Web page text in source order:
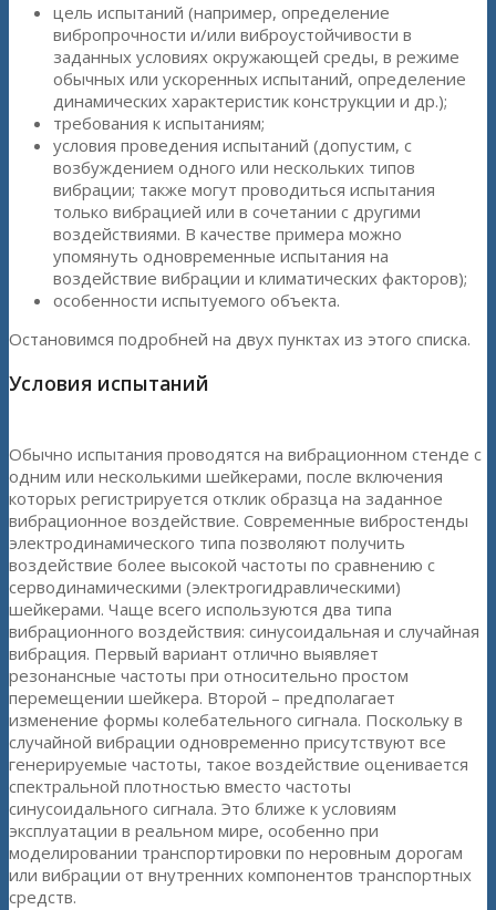
цель испытаний (например, определение
вибропрочности и/или виброустойчивости в
заданных условиях окружающей среды, в режиме
обычных или ускоренных испытаний, определение
динамических характеристик конструкции и др.);
требования к испытаниям;
условия проведения испытаний (допустим, с
возбуждением одного или нескольких типов
вибрации; также могут проводиться испытания
только вибрацией или в сочетании с другими
воздействиями. В качестве примера можно
упомянуть одновременные испытания на
воздействие вибрации и климатических факторов);
особенности испытуемого объекта.
Остановимся подробней на двух пунктах из этого списка.
Условия испытаний
Обычно испытания проводятся на вибрационном стенде с
одним или несколькими шейкерами, после включения
которых регистрируется отклик образца на заданное
вибрационное воздействие. Современные вибростенды
электродинамического типа позволяют получить
воздействие более высокой частоты по сравнению с
серводинамическими (электрогидравлическими)
шейкерами. Чаще всего используются два типа
вибрационного воздействия: синусоидальная и случайная
вибрация. Первый вариант отлично выявляет
резонансные частоты при относительно простом
перемещении шейкера. Второй – предполагает
изменение формы колебательного сигнала. Поскольку в
случайной вибрации одновременно присутствуют все
генерируемые частоты, такое воздействие оценивается
спектральной плотностью вместо частоты
синусоидального сигнала. Это ближе к условиям
эксплуатации в реальном мире, особенно при
моделировании транспортировки по неровным дорогам
или вибрации от внутренних компонентов транспортных
средств.